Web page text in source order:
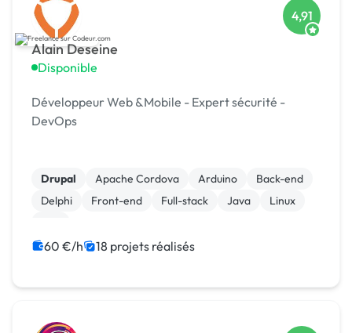
Alain Deseine
Disponible
4,91
Développeur Web &Mobile - Expert sécurité -
DevOps
Drupal Apache Cordova Arduino
Back-end
Delphi
Front-end Full-stack Java
Linux
60 €/h 18 projets réalisés